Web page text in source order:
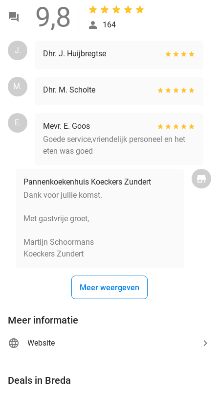
9,8 164
J. Dhr. J. Huijbregtse
M. Dhr. M. Scholte
E.
Mevr. E. Goos
Goede service,vriendelijk personeel en het
eten was goed
Pannenkoekenhuis Koeckers Zundert
Dank voor jullie komst.
Met gastvrije groet,
Martijn Schoormans
Koeckers Zundert
Meer weergeven
Meer informatie
Website
Deals in Breda